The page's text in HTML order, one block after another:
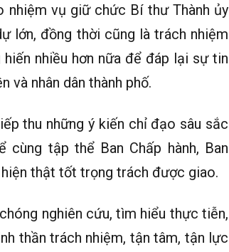
nhiệm vụ giữ chức Bí thư Thành ủy
lớn, đồng thời cũng là trách nhiệm
nhiều hơn nữa để đáp lại sự tin
và nhân dân thành phố.
thu những ý kiến chỉ đạo sâu sắc
tập thể Ban Chấp hành, Ban
thật tốt trọng trách được giao.
nghiên cứu, tìm hiểu thực tiễn,
thần trách nhiệm, tận tâm, tận lực